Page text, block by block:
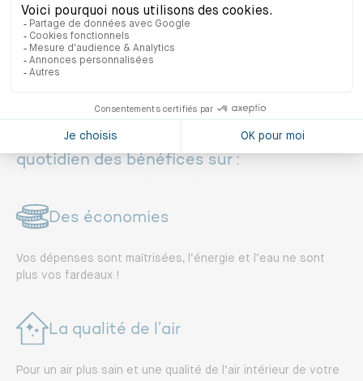
sont « très satisfaits » de leur consommation
énergétique
Dossier les bénéfices de la certification
Les promesses de la certification NF
Habitat – NF Habitat HQE c’est au
quotidien des bénéfices sur :
Des économies
Vos dépenses sont maîtrisées, l’énergie et l’eau ne sont
plus vos fardeaux !
La qualité de l’air
Pour un air plus sain et une qualité de l’air intérieur de votre